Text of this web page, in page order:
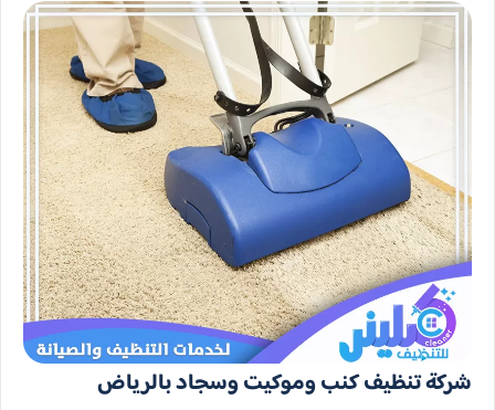
شركة تنظيف كنب وموكيت وسجاد بالرياض